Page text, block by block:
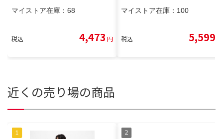
マイストア在庫： 68
税込 4,473 円
マイストア在庫： 100
税込 5,599
近くの売り場の商品